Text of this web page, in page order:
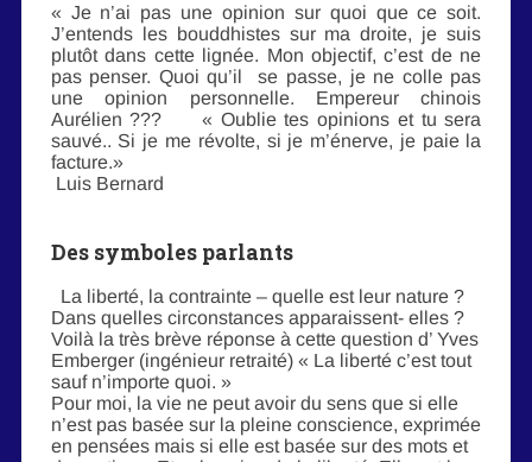
« Je n’ai pas une opinion sur quoi que ce soit.
J’entends les bouddhistes sur ma droite, je suis
plutôt dans cette lignée. Mon objectif, c’est de ne
pas penser. Quoi qu’il se passe, je ne colle pas
une opinion personnelle. Empereur chinois
Aurélien ??? « Oublie tes opinions et tu sera
sauvé.. Si je me révolte, si je m’énerve, je paie la
facture.»
Luis Bernard
Des symboles parlants
La liberté, la contrainte – quelle est leur nature ?
Dans quelles circonstances apparaissent- elles ?
Voilà la très brève réponse à cette question d’ Yves
Emberger (ingénieur retraité) « La liberté c’est tout
sauf n’importe quoi. »
Pour moi, la vie ne peut avoir du sens que si elle
n’est pas basée sur la pleine conscience, exprimée
en pensées mais si elle est basée sur des mots et